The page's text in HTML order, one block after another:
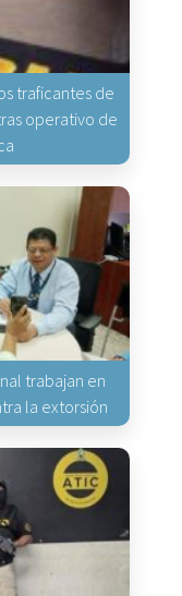
traficantes de
operativo de
trabajan en
la extorsión